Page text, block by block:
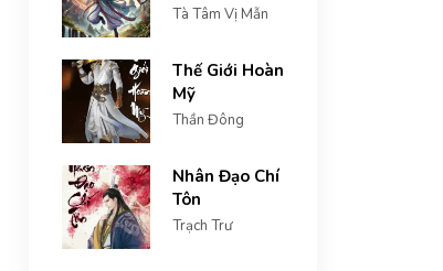
Tà Tâm Vị Mẫn
Thế Giới Hoàn
Mỹ
Thần Đông
Nhân Đạo Chí
Tôn
Trạch Trư